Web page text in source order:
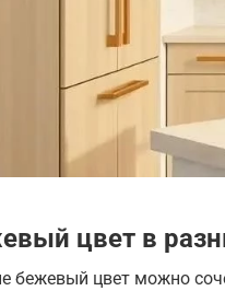
цвет в
бежевый цвет можно